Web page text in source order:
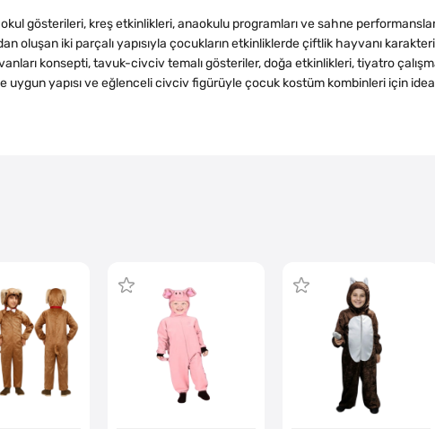
gösterileri, kreş etkinlikleri, anaokulu programları ve sahne
oluşan iki parçalı yapısıyla çocukların etkinliklerde çiftlik hayvanı
konsepti, tavuk-civciv temalı gösteriler, doğa etkinlikleri, tiyatro
yapısı ve eğlenceli civciv figürüyle çocuk kostüm kombinleri için